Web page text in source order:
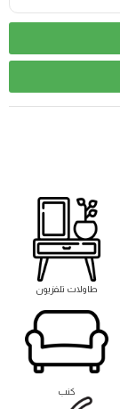
طاولات تلفزيون
كنب